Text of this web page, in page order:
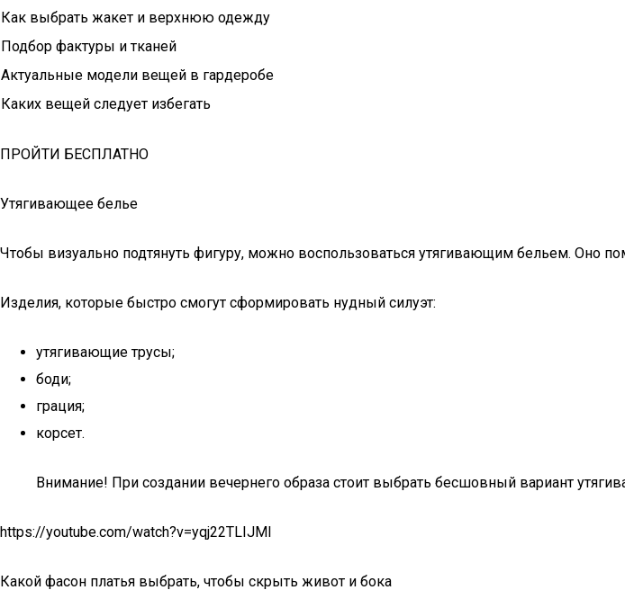
Как выбрать жакет и верхнюю одежду
Подбор фактуры и тканей
Актуальные модели вещей в гардеробе
Каких вещей следует избегать
ПРОЙТИ БЕСПЛАТНО
Утягивающее белье
Чтобы визуально подтянуть фигуру, можно воспользоваться утягивающим бельем. Оно
Изделия, которые быстро смогут сформировать нудный силуэт:
утягивающие трусы;
боди;
грация;
корсет.
Внимание! При создании вечернего образа стоит выбрать бесшовный вариант
https://youtube.com/watch?v=yqj22TLIJMI
Какой фасон платья выбрать, чтобы скрыть живот и бока